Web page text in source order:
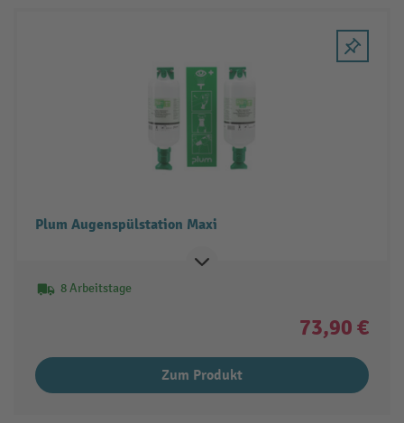
Plum Augenspülstation Maxi
8 Arbeitstage
73,90 €
Zum Produkt